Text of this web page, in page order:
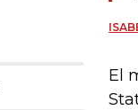
El